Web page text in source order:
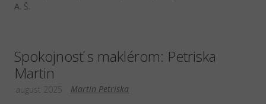
A. Š.
Spokojnosť s maklérom: Petriska
Martin
Martin Petriska
august 2025